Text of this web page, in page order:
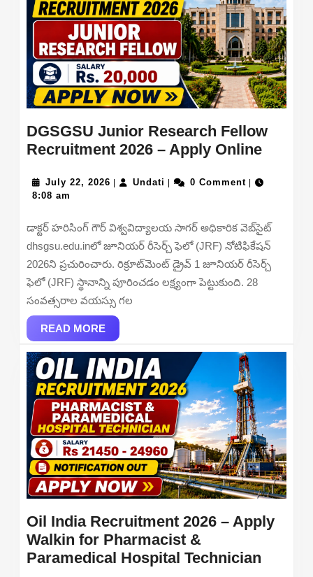
DGSGSU Junior Research Fellow
Recruitment 2026 – Apply Online
2026
–
Apply
July 22, 2026 July
Undati Undati0 Comment
8:08 am
డాక్టర్ హరిసింగ్ గౌర్ విశ్వవిద్యాలయ సాగర్ అధికారిక వెబ్‌సైట్
dhsgsu.edu.inలో జూనియర్ రీసెర్చ్ ఫెలో (JRF) నోటిఫికేషన్
2026ని ప్రచురించారు. రిక్రూట్‌మెంట్ డ్రైవ్ 1 జూనియర్ రీసెర్చ్
ఫెలో (JRF) స్థానాన్ని పూరించడం లక్ష్యంగా పెట్టుకుంది. 28
సంవత్సరాల వయస్సు గల
READ MOREREAD
MORE
Oil India Recruitment 2026 – Apply
Walkin for Pharmacist &
Paramedical Hospital Technician